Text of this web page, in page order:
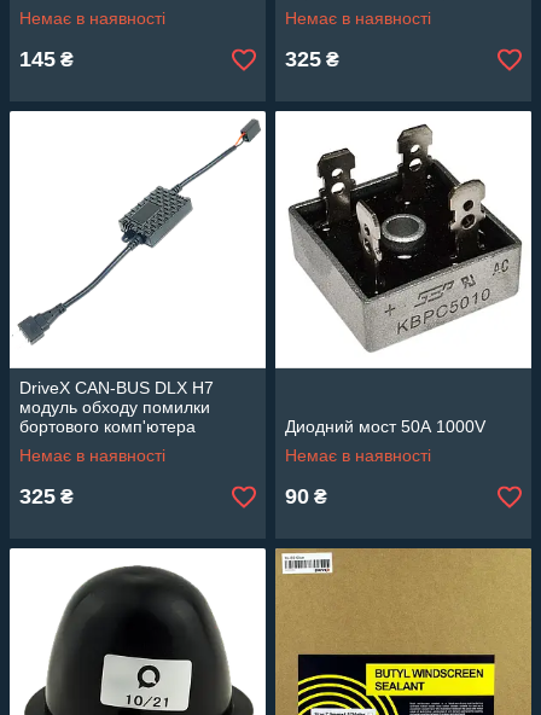
Немає в наявності
145 ₴
Немає в наявності
325 ₴
DriveX CAN-BUS DLX H7
модуль обходу помилки
бортового комп'ютера
Немає в наявності
325 ₴
Диодний мост 50А 1000V
Немає в наявності
90 ₴